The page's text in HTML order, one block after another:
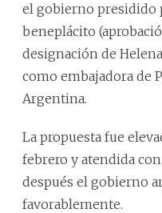
el gobierno presidido
beneplácito
designación de
como embajadora de
Argentina.
La propuesta fue
febrero y atendida
después el gobierno
favorablemente.